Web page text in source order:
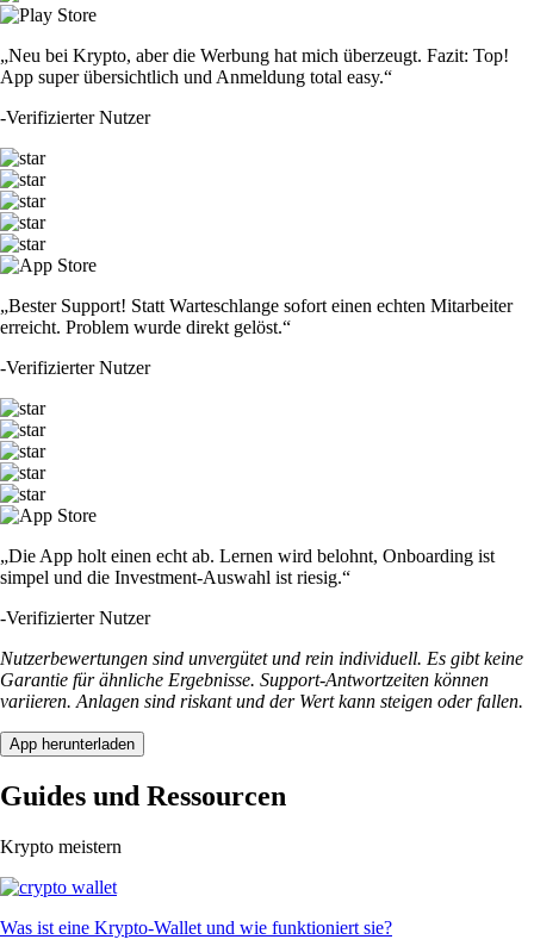
„Neu bei Krypto, aber die Werbung hat mich überzeugt. Fazit: Top!
App super übersichtlich und Anmeldung total easy.“
-Verifizierter Nutzer
„Bester Support! Statt Warteschlange sofort einen echten Mitarbeiter
erreicht. Problem wurde direkt gelöst.“
-Verifizierter Nutzer
„Die App holt einen echt ab. Lernen wird belohnt, Onboarding ist
simpel und die Investment-Auswahl ist riesig.“
-Verifizierter Nutzer
Nutzerbewertungen sind unvergütet und rein individuell. Es gibt keine
Garantie für ähnliche Ergebnisse. Support-Antwortzeiten können
variieren. Anlagen sind riskant und der Wert kann steigen oder fallen.
App herunterladen
Guides und Ressourcen
Krypto meistern
Was ist eine Krypto-Wallet und wie funktioniert sie?